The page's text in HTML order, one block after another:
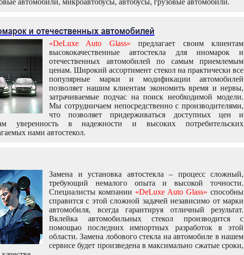
автомобили, микроавтобусы, автобусы, грузовые автомобили.
и отечественных автомобилей
«DeLuxe Auto Glass» предлагает своим клиентам
высококачественные автостекла для иномарок и
отечественных автомобилей по самым приемлемым
ценам. Широкий ассортимент стекол на практически все
популярные марки и модификации автомобилей
позволяет нашим клиентам экономить время и нервы,
затрачиваемые подчас на поиск необходимой модели.
Мы сотрудничаем непосредственно с производителями,
что позволяет придерживаться доступных цен и
уверенность в надежности и высоких потребительских
нами автостекол.
Замена и установка автостекла – процесс сложный,
требующий немалого опыта и высокой точности.
Специалисты компании «DeLuxe Auto Glass» способны
справится с этой сложной задачей независимо от марки
автомобиля, всегда гарантируя отличный результат.
Вклейка автомобильных стекол производится с
помощью последних импортных разработок в этой
области. Замена лобового стекла на автомобиле в нашем
сервисе будет произведена в максимально сжатые сроки,